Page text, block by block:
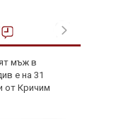
мъж в
е на 31
от Кричим